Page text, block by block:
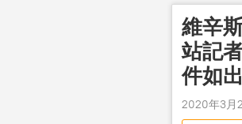
維辛
站記
件如
2020年3月